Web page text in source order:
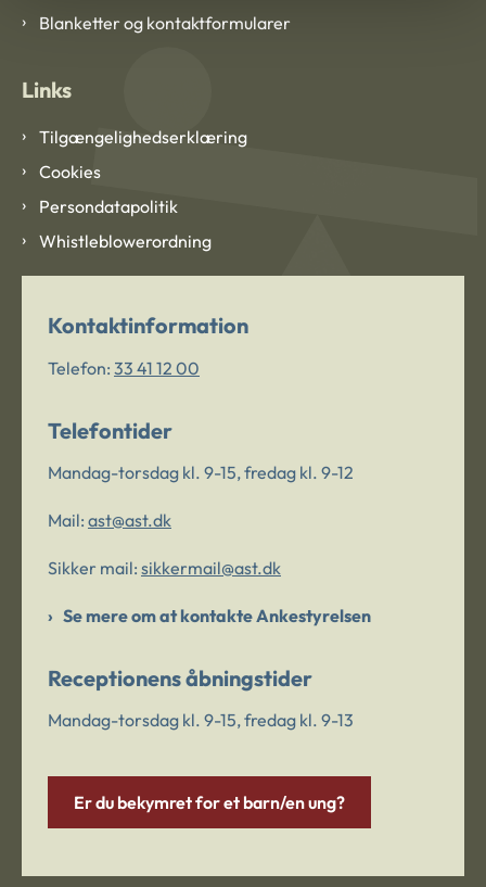
Blanketter og kontaktformularer
Links
Tilgængelighedserklæring
Cookies
Persondatapolitik
Whistleblowerordning
Kontaktinformation
Telefon: 33 41 12 00
Telefontider
Mandag-torsdag kl. 9-15, fredag kl. 9-12
Mail: ast@ast.dk
Sikker mail: sikkermail@ast.dk
Se mere om at kontakte Ankestyrelsen
Receptionens åbningstider
Mandag-torsdag kl. 9-15, fredag kl. 9-13
Er du bekymret for et barn/en ung?